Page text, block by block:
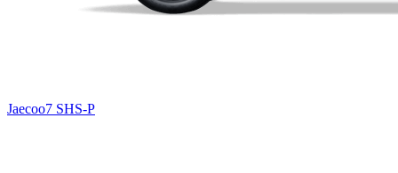
Jaecoo7 SHS-P